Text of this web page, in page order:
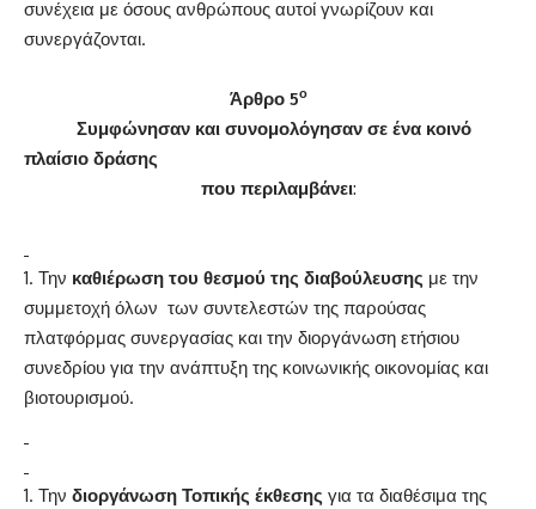
συνέχεια με όσους ανθρώπους αυτοί γνωρίζουν και
συνεργάζονται.
Άρθρο 5ο
Συμφώνησαν και συνομολόγησαν σε ένα κοινό
πλαίσιο δράσης
που περιλαμβάνει:
Την καθιέρωση του θεσμού της διαβούλευσης με την
συμμετοχή όλων των συντελεστών της παρούσας
πλατφόρμας συνεργασίας και την διοργάνωση ετήσιου
συνεδρίου για την ανάπτυξη της κοινωνικής οικονομίας και
βιοτουρισμού.
Την διοργάνωση Τοπικής έκθεσης για τα διαθέσιμα της